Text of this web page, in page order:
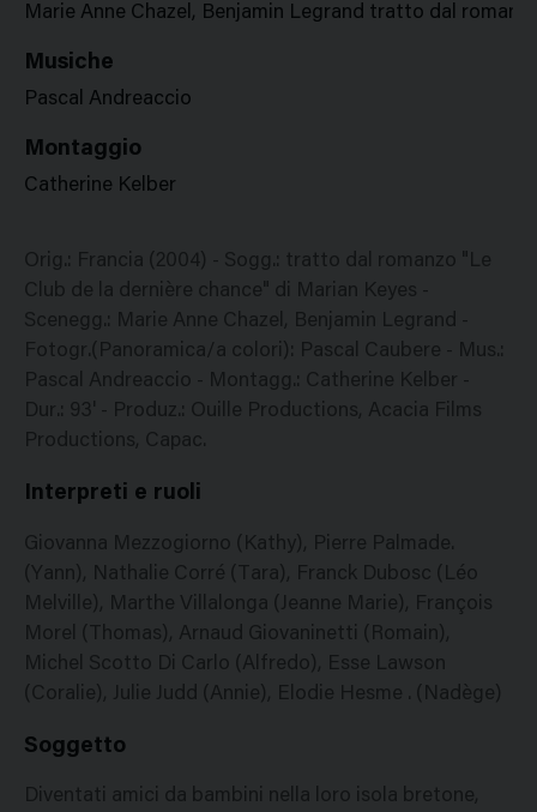
Marie Anne Chazel, Benjamin Legrand tratto dal
Musiche
Pascal Andreaccio
Montaggio
Catherine Kelber
Orig.: Francia (2004) - Sogg.: tratto dal romanzo "Le
Club de la dernière chance" di Marian Keyes -
Scenegg.: Marie Anne Chazel, Benjamin Legrand -
Fotogr.(Panoramica/a colori): Pascal Caubere - Mus.:
Pascal Andreaccio - Montagg.: Catherine Kelber -
Dur.: 93' - Produz.: Ouille Productions, Acacia Films
Productions, Capac.
Interpreti e ruoli
Giovanna Mezzogiorno (Kathy), Pierre Palmade.
(Yann), Nathalie Corré (Tara), Franck Dubosc (Léo
Melville), Marthe Villalonga (Jeanne Marie), François
Morel (Thomas), Arnaud Giovaninetti (Romain),
Michel Scotto Di Carlo (Alfredo), Esse Lawson
(Coralie), Julie Judd (Annie), Elodie Hesme . (Nadège)
Soggetto
Diventati amici da bambini nella loro isola bretone,